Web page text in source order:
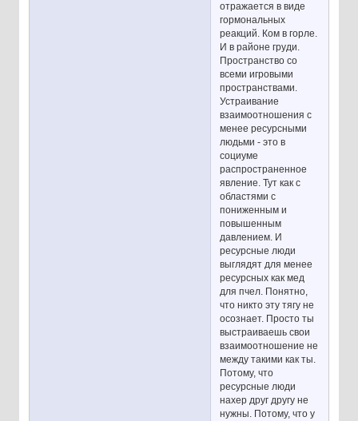
отражается в виде
гормональных
реакций. Ком в горле.
И в районе груди.
Пространство со
всеми игровыми
пространствами.
Устраивание
взаимоотношения с
менее ресурсными
людьми - это в
социуме
распространенное
явление. Тут как с
областями с
пониженным и
повышенным
давлением. И
ресурсные люди
выглядят для менее
ресурсных как мед
для пчел. Понятно,
что никто эту тягу не
осознает. Просто ты
выстраиваешь свои
взаимоотношение не
между такими как ты.
Потому, что
ресурсные люди
нахер друг другу не
нужны. Потому, что у